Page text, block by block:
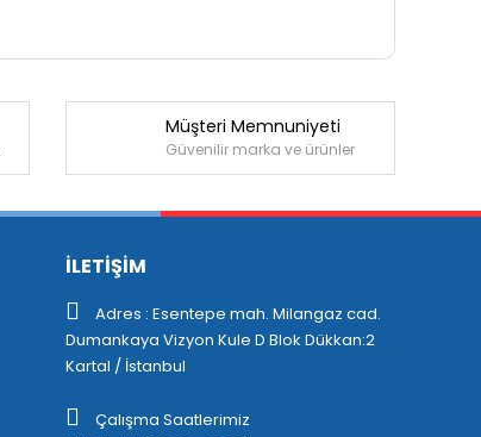
Müşteri Memnuniyeti
Güvenilir marka ve ürünler
İLETİŞİM
Adres : Esentepe mah. Milangaz cad.
Dumankaya Vizyon Kule D Blok Dükkan:2
Kartal / İstanbul
Çalışma Saatlerimiz